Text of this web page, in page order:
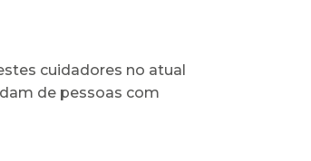
cuidadores no atual
de pessoas com